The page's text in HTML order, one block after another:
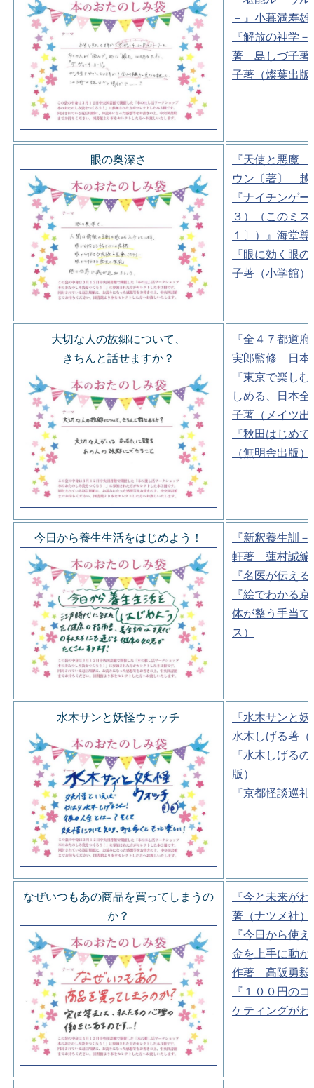
－』小暮満寿
『解放の神学
著 島しづ子
子著（燦葉出版
眼の奥深さ
『天使と悪魔
ウン〔著〕 越
『ナイチンゲ
３）（このミ
１〕）』海堂
『眼に効く眼
子著（小学館）
大切な人の故郷について、
きちんと話せますか？
『全４７都道
実郎監修 日本
『東京で楽し
しめる、日本
子著（メイツ出
『秋田はじめ
（無明舎出版）
今日から養生生活をはじめよう！
『新釈養生訓
軒著 蓮村誠編
『名医が伝え
『絵でわかる
体が整う手当
ス）
水木サンと妖怪ウォッチ
『水木サンと
水木しげる著（
『水木しげる
版）
『京都怪談巡
なぜいつもあの商品を買ってしまうの
か？
『今と未来が
著（ナツメ社）
『今日から使
金を上手に動
作著 高阪勇毅
『１００円の
ケティングが